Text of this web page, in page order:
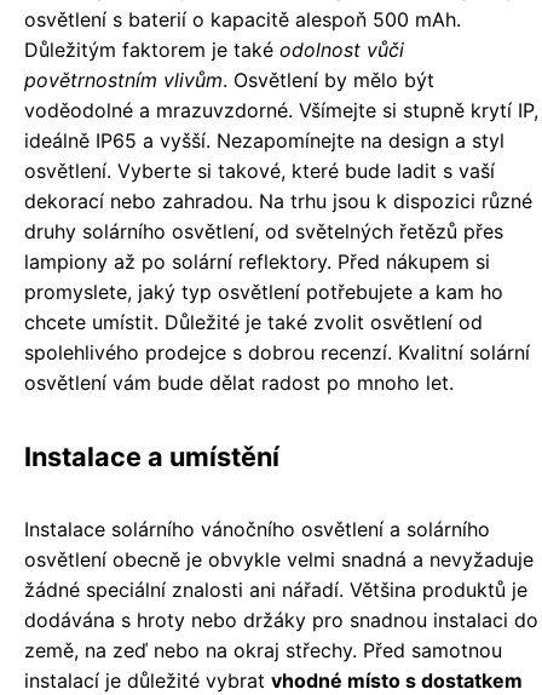
osvětlení s baterií o kapacitě alespoň 500 mAh.
Důležitým faktorem je také odolnost vůči
povětrnostním vlivům. Osvětlení by mělo být
voděodolné a mrazuvzdorné. Všímejte si stupně krytí IP,
ideálně IP65 a vyšší. Nezapomínejte na design a styl
osvětlení. Vyberte si takové, které bude ladit s vaší
dekorací nebo zahradou. Na trhu jsou k dispozici různé
druhy solárního osvětlení, od světelných řetězů přes
lampiony až po solární reflektory. Před nákupem si
promyslete, jaký typ osvětlení potřebujete a kam ho
chcete umístit. Důležité je také zvolit osvětlení od
spolehlivého prodejce s dobrou recenzí. Kvalitní solární
osvětlení vám bude dělat radost po mnoho let.
Instalace a umístění
Instalace solárního vánočního osvětlení a solárního
osvětlení obecně je obvykle velmi snadná a nevyžaduje
žádné speciální znalosti ani nářadí. Většina produktů je
dodávána s hroty nebo držáky pro snadnou instalaci do
země, na zeď nebo na okraj střechy. Před samotnou
instalací je důležité vybrat vhodné místo s dostatkem